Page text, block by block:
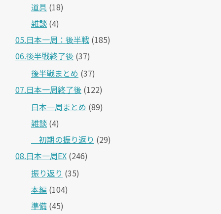
道具 (18)
雑談 (4)
05.日本一周：後半戦 (185)
06.後半戦終了後 (37)
後半戦まとめ (37)
07.日本一周終了後 (122)
日本一周まとめ (89)
雑談 (4)
＿初期の振り返り (29)
08.日本一周EX (246)
振り返り (35)
本編 (104)
準備 (45)